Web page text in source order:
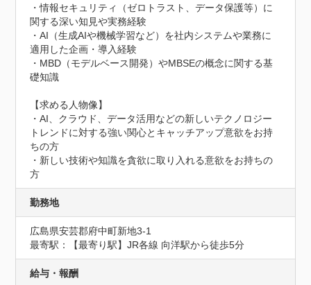
・情報セキュリティ（ゼロトラスト、データ保護等）に
関する深い知見や実務経験
・AI（生成AIや機械学習など）を社内システムや業務に
適用した企画・導入経験
・MBD（モデルベース開発）やMBSEの概念に関する基
礎知識
【求める人物像】
・AI、クラウド、データ活用などの新しいテクノロジー
トレンドに対する強い関心とキャッチアップ意欲をお持
ちの方
・新しい技術や知識を貪欲に取り入れる意欲をお持ちの
方
勤務地
広島県安芸郡府中町新地3-1
最寄駅：【最寄り駅】JR各線 向洋駅から徒歩5分
給与・報酬